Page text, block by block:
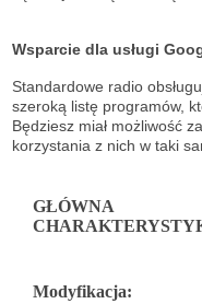
Wsparcie dla usługi
Standardowe radio
szeroką listę programów,
Będziesz miał możliwość
korzystania z nich w taki
GŁÓWNA
Modyfikacja: